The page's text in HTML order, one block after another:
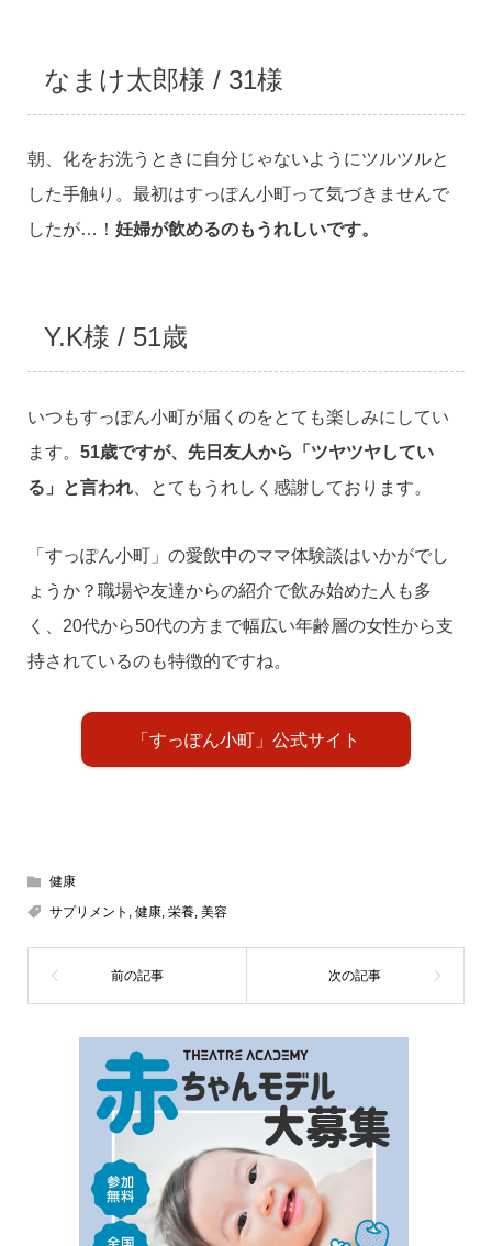
なまけ太郎様 / 31様
朝、化をお洗うときに自分じゃないようにツルツルと
した手触り。最初はすっぽん小町って気づきませんで
したが…！ 妊婦が飲めるのもうれしいです。
Y.K様 / 51歳
いつもすっぽん小町が届くのをとても楽しみにしてい
ます。 51歳ですが、先日友人から「ツヤツヤしてい
る」と言われ、とてもうれしく感謝しております。
「すっぽん小町」の愛飲中のママ体験談はいかがでし
ょうか？職場や友達からの紹介で飲み始めた人も多
く、20代から50代の方まで幅広い年齢層の女性から支
持されているのも特徴的ですね。
「すっぽん小町」公式サイト
健康
サプリメント , 健康, 栄養, 美容